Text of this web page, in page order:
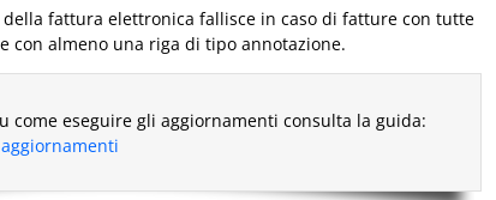
della fattura elettronica fallisce in caso di fatture con tutte
con almeno una riga di tipo annotazione.
come eseguire gli aggiornamenti consulta la guida: